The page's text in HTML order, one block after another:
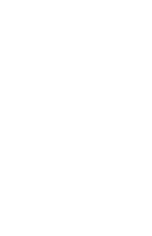
你並歡迎你想
支持你個人與
世界上看到的